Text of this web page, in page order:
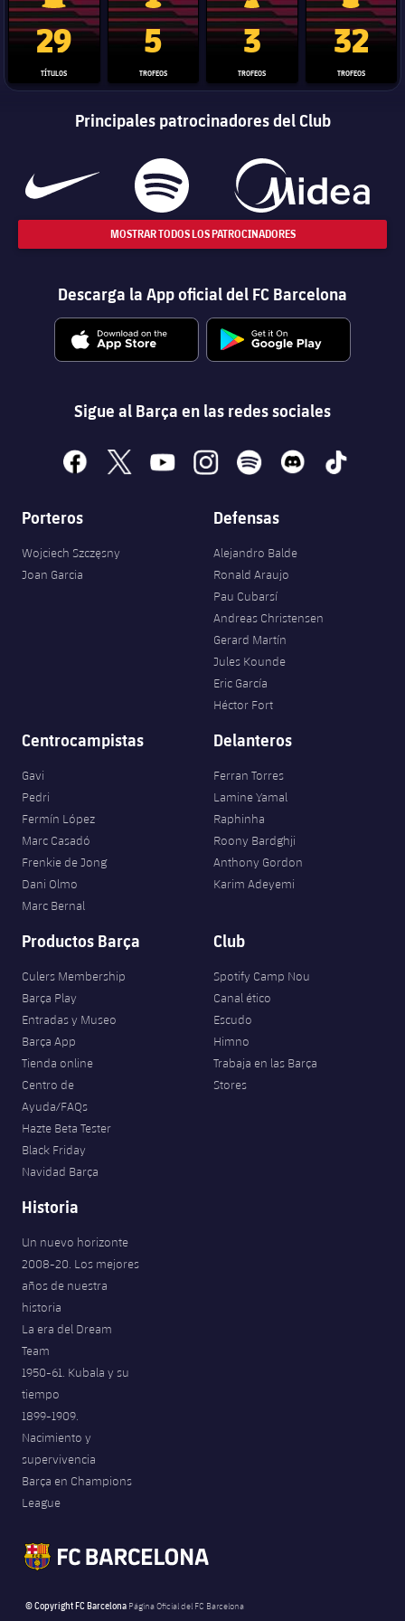
Trofeo de La Liga
29
TÍTULOS
Trofeo de la Liga de Campeones
5
TROFEOS
Trofeo del Mundial de
3
TROFEOS
Copa del
32
TROFEOS
Principales patrocinadores del Club
MOSTRAR TODOS LOS PATROCINADORES
Descarga la App oficial del FC Barcelona
Sigue al Barça en las redes sociales
facebook
x youtubeinstagramspotify discord tiktok
Porteros
Wojciech Szczęsny
Joan Garcia
Defensas
Alejandro Balde
Ronald Araujo
Pau Cubarsí
Andreas Christensen
Gerard Martín
Jules Kounde
Eric García
Héctor Fort
Centrocampistas
Gavi
Pedri
Fermín López
Marc Casadó
Frenkie de Jong
Dani Olmo
Marc Bernal
Delanteros
Ferran Torres
Lamine Yamal
Raphinha
Roony Bardghji
Anthony Gordon
Karim Adeyemi
Productos Barça
Culers Membership
Barça Play
Entradas y Museo
Barça App
Tienda online
Centro de
Ayuda/FAQs
Hazte Beta Tester
Black Friday
Navidad Barça
Club
Spotify Camp Nou
Canal ético
Escudo
Himno
Trabaja en las Barça
Stores
Historia
Un nuevo horizonte
2008-20. Los mejores
años de nuestra
historia
La era del Dream
Team
1950-61. Kubala y su
tiempo
1899-1909.
Nacimiento y
supervivencia
Barça en Champions
League
© Copyright FC Barcelona Página Oficial del FC Barcelona